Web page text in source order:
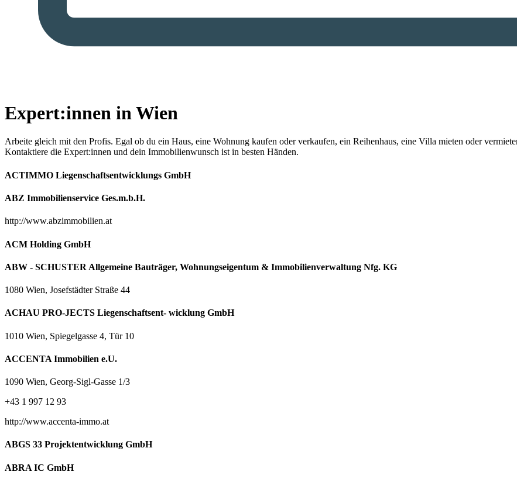
Expert:innen in Wien
Arbeite gleich mit den Profis. Egal ob du ein Haus, eine Wohnung kaufen oder verkaufen, ein Reihenhaus, eine Villa mieten oder
Kontaktiere die Expert:innen und dein Immobilienwunsch ist in besten Händen.
ACTIMMO Liegenschaftsentwicklungs GmbH
ABZ Immobilienservice Ges.m.b.H.
http://www.abzimmobilien.at
ACM Holding GmbH
ABW - SCHUSTER Allgemeine Bauträger, Wohnungseigentum & Immobilienverwaltung Nfg. KG
1080 Wien, Josefstädter Straße 44
ACHAU PRO-JECTS Liegenschaftsent- wicklung GmbH
1010 Wien, Spiegelgasse 4, Tür 10
ACCENTA Immobilien e.U.
1090 Wien, Georg-Sigl-Gasse 1/3
+43 1 997 12 93
http://www.accenta-immo.at
ABGS 33 Projektentwicklung GmbH
ABRA IC GmbH